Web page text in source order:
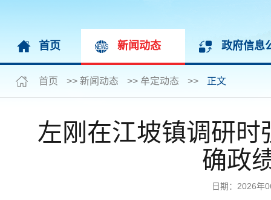
首页 新闻动态 政府信息
首页 >> 新闻动态 >> 牟定动态 >> 正文
左刚在江坡镇调研
确政
日期：2026